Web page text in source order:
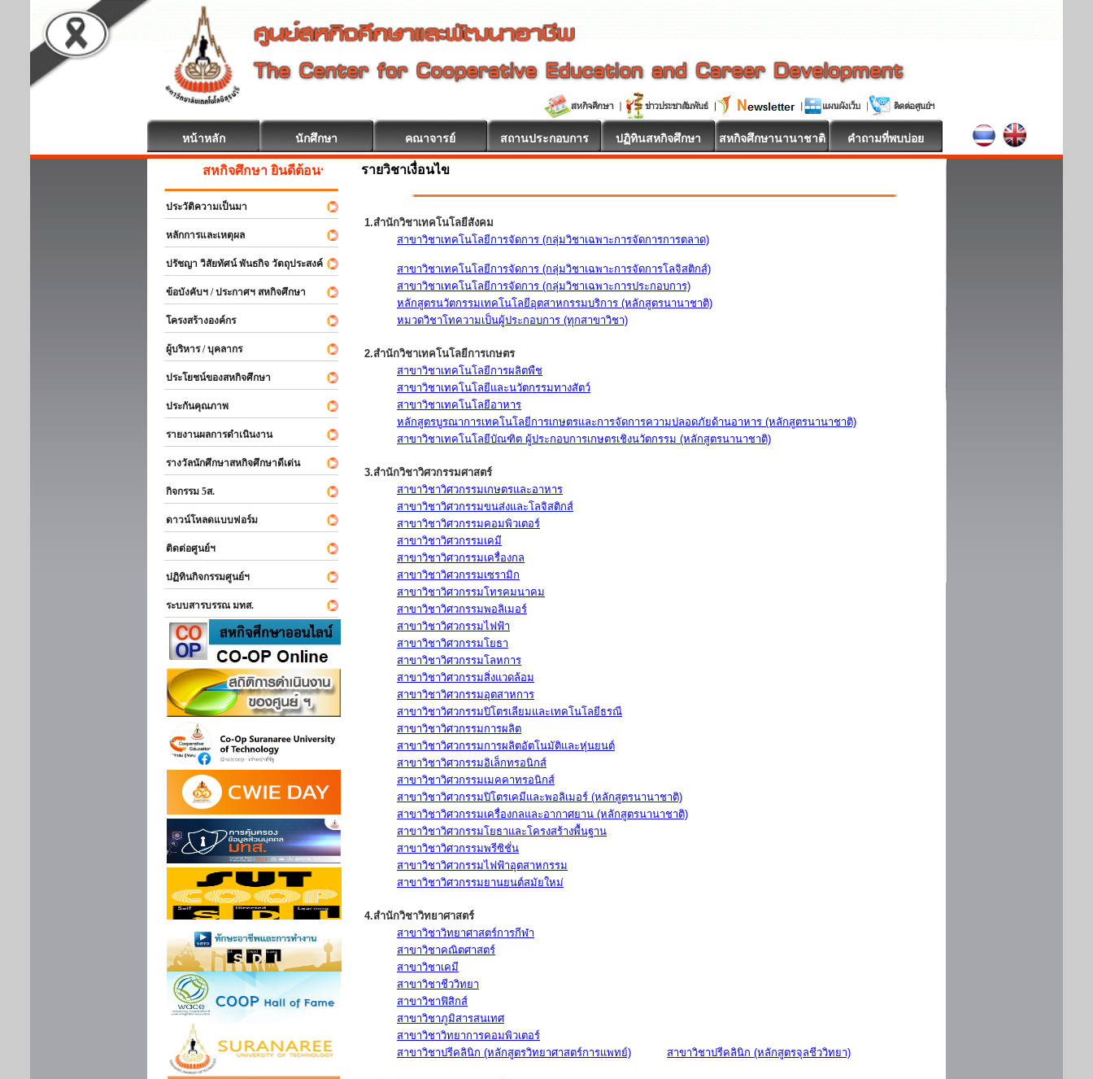
หน้าหลัก นักศึกษา คณาจารย์ สถานประกอบการ ปฏิทินสหกิจศึกษา สหกิจศึกษานานาชาติ คำถามที่พบบ่อย
สหกิจศึกษา ยินดีต้อนรับ
ประวัติความเป็นมา
หลักการและเหตุผล
ปรัชญา วิสัยทัศน์ พันธกิจ วัตถุประสงค์
ข้อบังคับฯ / ประกาศฯ สหกิจศึกษา
โครงสร้างองค์กร
ผู้บริหาร / บุคลากร
ประโยชน์ของสหกิจศึกษา
ประกันคุณภาพ
รายงานผลการดำเนินงาน
รางวัลนักศึกษาสหกิจศึกษาดีเด่น
กิจกรรม 5ส.
ดาวน์โหลดแบบฟอร์ม
ติดต่อศูนย์ฯ
ปฏิทินกิจกรรมศูนย์ฯ
ระบบสารบรรณ มทส.
รายวิชาเงื่อนไข
1.สำนักวิชาเทคโนโลยีสังคม
สาขาวิชาเทคโนโลยีการจัดการ (กลุ่มวิชาเฉพาะการจัดการการตลาด)
สาขาวิชาเทคโนโลยีการจัดการ (กลุ่มวิชาเฉพาะการจัดการโลจิสติกส์)
สาขาวิชาเทคโนโลยีการจัดการ (กลุ่มวิชาเฉพาะการประกอบการ)
หลักสูตรนวัตกรรมเทคโนโลยีอุตสาหกรรมบริการ (หลักสูตรนานาชาติ)
หมวดวิชาโทความเป็นผู้ประกอบการ (ทุกสาขาวิชา)
2.สำนักวิชาเทคโนโลยีการเกษตร
สาขาวิชาเทคโนโลยีการผลิตพืช
สาขาวิชาเทคโนโลยีและนวัตกรรมทางสัตว์
สาขาวิชาเทคโนโลยีอาหาร
หลักสูตรบูรณาการเทคโนโลยีการเกษตรและการจัดการความปลอดภัยด้านอาหาร (หลักสูตรนานาชาติ)
สาขาวิชาเทคโนโลยีบัณฑิต ผู้ประกอบการเกษตรเชิงนวัตกรรม (หลักสูตรนานาชาติ)
3.สำนักวิชาวิศวกรรมศาสตร์
สาขาวิชาวิศวกรรมเกษตรและอาหาร
สาขาวิชาวิศวกรรมขนส่งและโลจิสติกส์
สาขาวิชาวิศวกรรมคอมพิวเตอร์
สาขาวิชาวิศวกรรมเคมี
สาขาวิชาวิศวกรรมเครื่องกล
สาขาวิชาวิศวกรรมเซรามิก
สาขาวิชาวิศวกรรมโทรคมนาคม
สาขาวิชาวิศวกรรมพอลิเมอร์
สาขาวิชาวิศวกรรมไฟฟ้า
สาขาวิชาวิศวกรรมโยธา
สาขาวิชาวิศวกรรมโลหการ
สาขาวิชาวิศวกรรมสิ่งแวดล้อม
สาขาวิชาวิศวกรรมอุตสาหการ
สาขาวิชาวิศวกรรมปิโตรเลียมและเทคโนโลยีธรณี
สาขาวิชาวิศวกรรมการผลิต
สาขาวิชาวิศวกรรมการผลิตอัตโนมัติและหุ่นยนต์
สาขาวิชาวิศวกรรมอิเล็กทรอนิกส์
สาขาวิชาวิศวกรรมเมคคาทรอนิกส์
สาขาวิชาวิศวกรรมปิโตรเคมีและพอลิเมอร์ (หลักสูตรนานาชาติ)
สาขาวิชาวิศวกรรมเครื่องกลและอากาศยาน (หลักสูตรนานาชาติ)
สาขาวิชาวิศวกรรมโยธาและโครงสร้างพื้นฐาน
สาขาวิชาวิศวกรรมพรีซิชั่น
สาขาวิชาวิศวกรรมไฟฟ้าอุตสาหกรรม
สาขาวิชาวิศวกรรมยานยนต์สมัยใหม่
4.สำนักวิชาวิทยาศาสตร์
สาขาวิชาวิทยาศาสตร์การกีฬา
สาขาวิชาคณิตศาสตร์
สาขาวิชาเคมี
สาขาวิชาชีววิทยา
สาขาวิชาฟิสิกส์
สาขาวิชาภูมิสารสนเทศ
สาขาวิชาวิทยาการคอมพิวเตอร์
สาขาวิชาปรีคลินิก (หลักสูตรวิทยาศาสตร์การแพทย์)
สาขาวิชาปรีคลินิก (หลักสูตรจุลชีววิทยา)